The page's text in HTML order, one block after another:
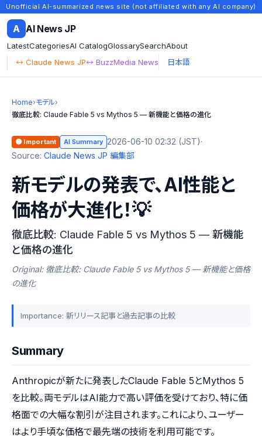
Unofficial AI-summarized news site (not affiliated with any AI company)
A AI News JP
LatestCategoriesAI CatalogGlossarySearchAbout
↔ Claude News JP↔ BuzzMedia News 日本語
Home›モデル›
徹底比較: Claude Fable 5 vs Mythos 5 — 新機能と価格の進化
🟠 Important AI Summary 2026-06-10 02:32 (JST)·
Source: Claude News JP 編集部
新モデルの発表で、AI性能と
価格が大進化！💡
徹底比較: Claude Fable 5 vs Mythos 5 — 新機能
と価格の進化
Original: 徹底比較: Claude Fable 5 vs Mythos 5 — 新機能と価格
の進化
Importance: 新リリース記事と過去記事の比較
Summary
Anthropicが新たに発表したClaude Fable 5とMythos 5
を比較。両モデルはAI能力で高い評価を受けており、特に価
格面での大幅な割引が注目されます。これにより、ユーザー
はより手頃な価格で最先端の技術を利用可能です。